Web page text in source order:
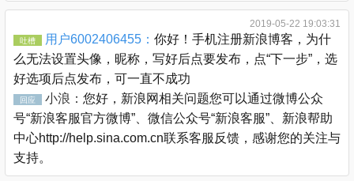
2019-05-22 19:03:31
吐槽 用户6002406455： 你好！手机注册新浪博客，为什
么无法设置头像，昵称，写好后点要发布，点“下一步”，选
好选项后点发布，可一直不成功
回应 小浪： 您好，新浪网相关问题您可以通过微博公众
号“新浪客服官方微博”、微信公众号“新浪客服”、新浪帮助
中心http://help.sina.com.cn联系客服反馈，感谢您的关注与
支持。